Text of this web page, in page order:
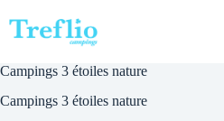
au
contenu
Campings 3 étoiles nature
Campings 3 étoiles nature